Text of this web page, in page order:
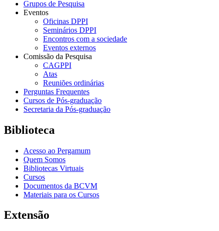
Grupos de Pesquisa
Eventos
Oficinas DPPI
Seminários DPPI
Encontros com a sociedade
Eventos externos
Comissão da Pesquisa
CAGPPI
Atas
Reuniões ordinárias
Perguntas Frequentes
Cursos de Pós-graduação
Secretaria da Pós-graduação
Biblioteca
Acesso ao Pergamum
Quem Somos
Bibliotecas Virtuais
Cursos
Documentos da BCVM
Materiais para os Cursos
Extensão